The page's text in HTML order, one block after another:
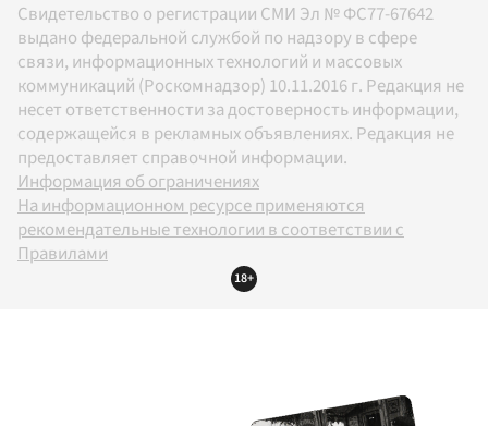
Свидетельство о регистрации СМИ Эл № ФС77-67642
выдано федеральной службой по надзору в сфере
связи, информационных технологий и массовых
коммуникаций (Роскомнадзор) 10.11.2016 г. Редакция не
несет ответственности за достоверность информации,
содержащейся в рекламных объявлениях. Редакция не
предоставляет справочной информации.
Информация об ограничениях
На информационном ресурсе применяются
рекомендательные технологии в соответствии с
Правилами
18+